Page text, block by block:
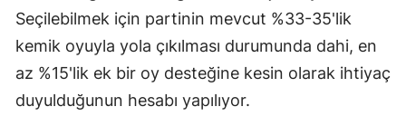
Seçilebilmek için partinin mevcut %33-35'lik
kemik oyuyla yola çıkılması durumunda dahi, en
az %15'lik ek bir oy desteğine kesin olarak ihtiyaç
duyulduğunun hesabı yapılıyor.